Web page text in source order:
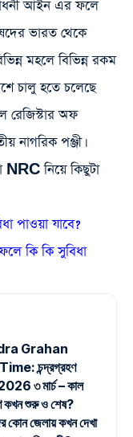
আইন এর ফলে
ভারত থেকে
মহলে বিভিন্ন রকম
চালু হতে চলেছে
রেজিস্টার অফ
নাগরিক পঞ্জী।
NRC নিয়ে কিছুটা
পাওয়া যাবে?
কি কি সুবিধা
Grahan
চন্দ্রগ্রহণ
৩ মার্চ – কাল
কখন শুরু ও শেষ?
কোন জেলায় কখন দেখা